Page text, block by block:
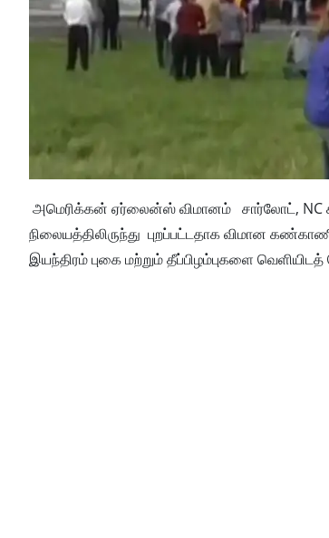
அமெரிக்கன் ஏர்லைன்ஸ் விமானம் சார்லோட், NC
நிலையத்திலிருந்து புறப்பட்டதாக விமான
இயந்திரம் புகை மற்றும் தீப்பிழம்புகளை